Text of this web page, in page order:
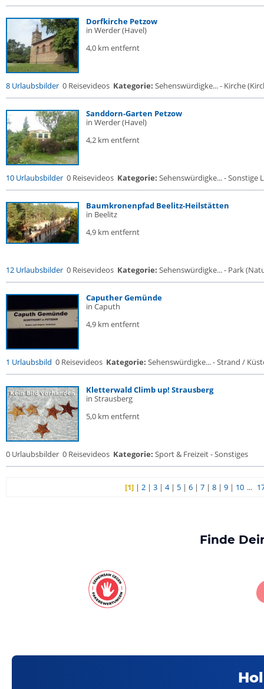
Dorfkirche Petzow
in Werder (Havel)
4,0 km entfernt
8 Urlaubsbilder 0 Reisevideos Kategorie: Sehenswürdigke... - Kirche
Sanddorn-Garten Petzow
in Werder (Havel)
4,2 km entfernt
10 Urlaubsbilder 0 Reisevideos Kategorie: Sehenswürdigke... - Sonstige
Baumkronenpfad Beelitz-Heilstätten
in Beelitz
4,9 km entfernt
12 Urlaubsbilder 0 Reisevideos Kategorie: Sehenswürdigke... - Park
Caputher Gemünde
in Caputh
4,9 km entfernt
1 Urlaubsbild 0 Reisevideos Kategorie: Sehenswürdigke... - Strand /
Kletterwald Climb up! Strausberg
in Strausberg
5,0 km entfernt
0 Urlaubsbilder 0 Reisevideos Kategorie: Sport & Freizeit - Sonstiges
[1]| 2| 3| 4| 5| 6| 7| 8| 9| 10 ...
Finde